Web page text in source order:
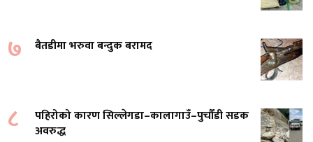
७ बैतडीमा भरुवा बन्दुक बरामद
८
पहिरोको कारण सिल्लेगडा–कालागाउँ–पुर्चौंडी सडक
अवरुद्ध